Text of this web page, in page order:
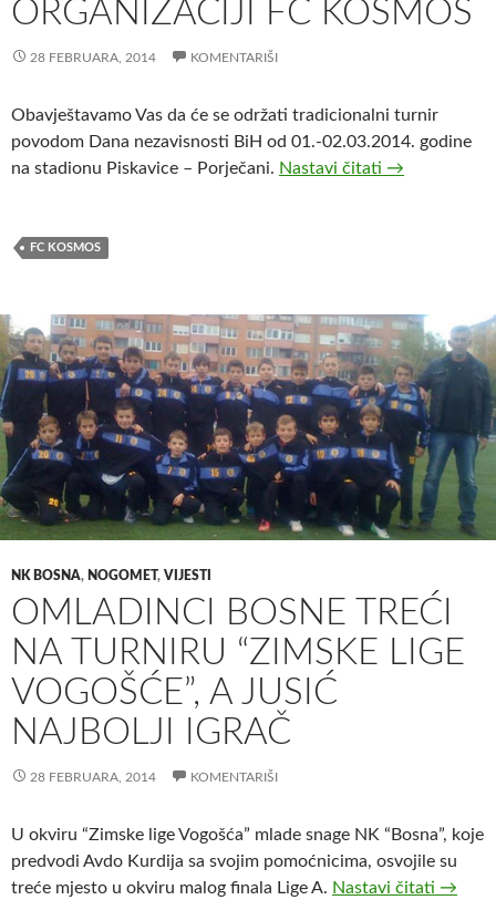
ORGANIZACIJI FC KOSMOS
28 FEBRUARA, 2014 KOMENTARIŠI
Obavještavamo Vas da će se održati tradicionalni turnir
povodom Dana nezavisnosti BiH od 01.-02.03.2014. godine
na stadionu Piskavice – Porječani. Nastavi čitati Turnir
→
FC KOSMOS
NK BOSNA, NOGOMET , VIJESTI
OMLADINCI BOSNE TREĆI
NA TURNIRU “ZIMSKE LIGE
VOGOŠĆE”, A JUSIĆ
NAJBOLJI IGRAČ
28 FEBRUARA, 2014 KOMENTARIŠI
U okviru “Zimske lige Vogošća” mlade snage NK “Bosna”, koje
predvodi Avdo Kurdija sa svojim pomoćnicima, osvojile su
treće mjesto u okviru malog finala Lige A. Nastavi čitati →